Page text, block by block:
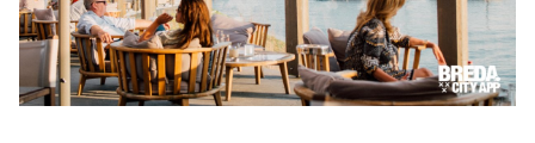
Inloggen